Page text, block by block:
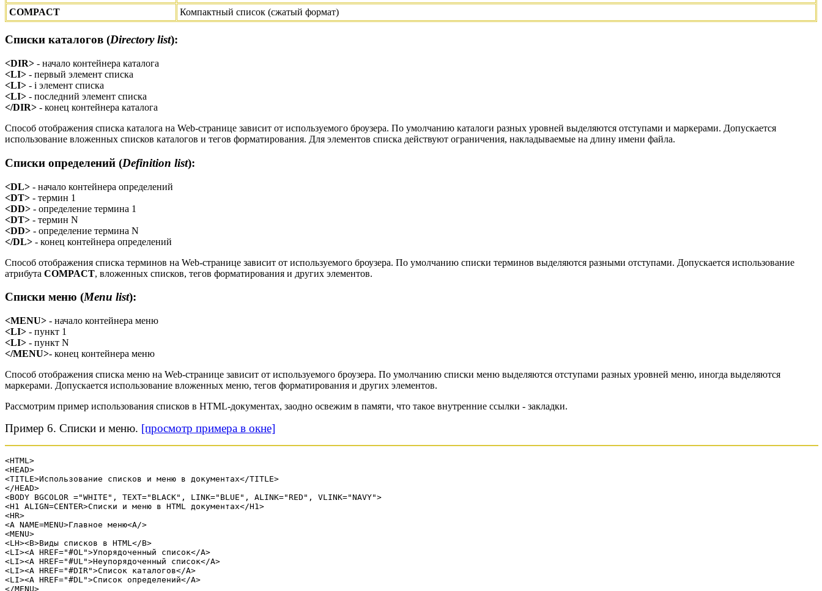
COMPACT
Компактный список (сжатый формат)
Списки каталогов (Directory list):
<DIR> - начало контейнера каталога
<LI> - первый элемент списка
<LI> - i элемент списка
<LI> - последний элемент списка
</DIR> - конец контейнера каталога
Способ отображения списка каталога на Web-странице зависит от используемого броузера. По умолчанию каталоги разных уровней выделяются отступами и маркерами. Допускается
использование вложенных списков каталогов и тегов форматирования. Для элементов списка действуют ограничения, накладываемые на длину имени файла.
Списки определений (Definition list):
<DL> - начало контейнера определений
<DT> - термин 1
<DD> - определение термина 1
<DT> - термин N
<DD> - определение термина N
</DL> - конец контейнера определений
Способ отображения списка терминов на Web-странице зависит от используемого броузера. По умолчанию списки терминов выделяются разными отступами. Допускается использование
атрибута COMPACT, вложенных списков, тегов форматирования и других элементов.
Списки меню (Menu list):
<MENU> - начало контейнера меню
<LI> - пункт 1
<LI> - пункт N
</MENU>- конец контейнера меню
Способ отображения списка меню на Web-странице зависит от используемого броузера. По умолчанию списки меню выделяются отступами разных уровней меню, иногда выделяются
маркерами. Допускается использование вложенных меню, тегов форматирования и других элементов.
Рассмотрим пример использования списков в HTML-документах, заодно освежим в памяти, что такое внутренние ссылки - закладки.
Пример 6. Списки и меню. [просмотр примера в окне]
<HTML>
<HEAD>
<TITLE>Использование списков и меню в документах</TITLE>
</HEAD>
<BODY BGCOLOR ="WHITE", TEXT="BLACK", LINK="BLUE", ALINK="RED", VLINK="NAVY">
<H1 ALIGN=CENTER>Списки и меню в HTML документах</H1>
<HR>
<A NAME=MENU>Главное меню<A/>
<MENU>
<LH><B>Виды списков в HTML</B>
<LI><A HREF="#OL">Упорядоченный список</A>
<LI><A HREF="#UL">Неупорядоченный список</A>
<LI><A HREF="#DIR">Список каталогов</A>
<LI><A HREF="#DL">Список определений</A>
</MENU>